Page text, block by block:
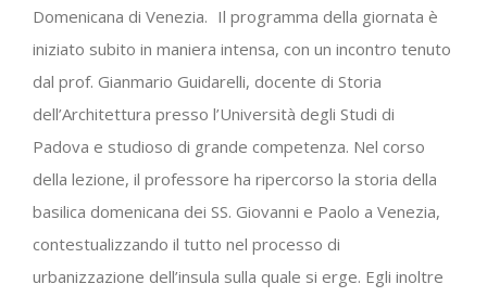
Domenicana di Venezia. Il programma della giornata è
iniziato subito in maniera intensa, con un incontro tenuto
dal prof. Gianmario Guidarelli, docente di Storia
dell’Architettura presso l’Università degli Studi di
Padova e studioso di grande competenza. Nel corso
della lezione, il professore ha ripercorso la storia della
basilica domenicana dei SS. Giovanni e Paolo a Venezia,
contestualizzando il tutto nel processo di
urbanizzazione dell’insula sulla quale si erge. Egli inoltre